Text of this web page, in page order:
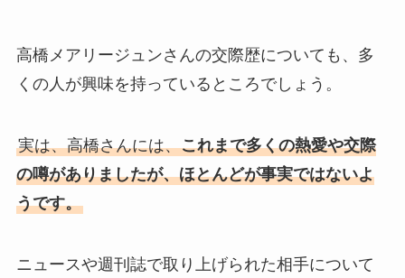
高橋メアリージュンさんの交際歴についても、多
くの人が興味を持っているところでしょう。
実は、高橋さんには、これまで多くの熱愛や交際
の噂がありましたが、ほとんどが事実ではないよ
うです。
ニュースや週刊誌で取り上げられた相手について